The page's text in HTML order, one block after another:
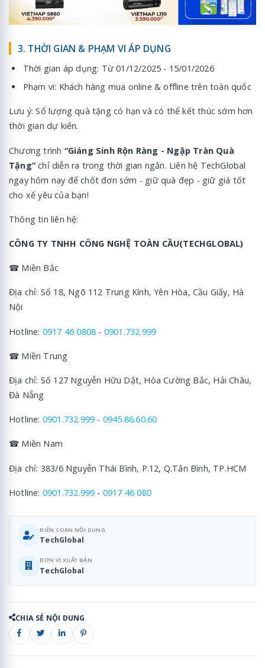
3. THỜI GIAN & PHẠM VI ÁP DỤNG
Thời gian áp dụng: Từ 01/12/2025 - 15/01/2026
Phạm vi: Khách hàng mua online & offline trên toàn quốc
Lưu ý: Số lượng quà tặng có hạn và có thể kết thúc sớm hơn
thời gian dự kiến.
Chương trình “Giáng Sinh Rộn Ràng - Ngập Tràn Quà
Tặng”chỉ diễn ra trong thời gian ngắn. Liên hệ TechGlobal
ngay hôm nay để chốt đơn sớm - giữ quà đẹp - giữ giá tốt
cho xế yêu của bạn!
Thông tin liên hệ:
CÔNG TY TNHH CÔNG NGHỆ TOÀN CẦU(TECHGLOBAL)
☎ Miền Bắc
Địa chỉ: Số 18, Ngõ 112 Trung Kính, Yên Hòa, Cầu Giấy, Hà
Nội
Hotline: 0917 46 0808 - 0901.732.999
☎ Miền Trung
Địa chỉ: Số 127 Nguyễn Hữu Dật, Hòa Cường Bắc, Hải Châu,
Đà Nẵng
Hotline: 0901.732.999 - 0945.86.60.60
☎ Miền Nam
Địa chỉ: 383/6 Nguyễn Thái Bình, P.12, Q.Tân Bình, TP.HCM
Hotline: 0901.732.999 - 0917 46 080
BIÊN SOẠN NỘI DUNG
TechGlobal
ĐƠN VỊ XUẤT BẢN
TechGlobal
CHIA SẺ NỘI DUNG